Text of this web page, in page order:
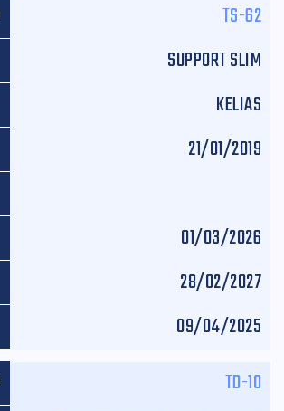
TS-62
SUPPORT SLIM
KELIAS
21/01/2019
01/03/2026
28/02/2027
09/04/2025
TD-10